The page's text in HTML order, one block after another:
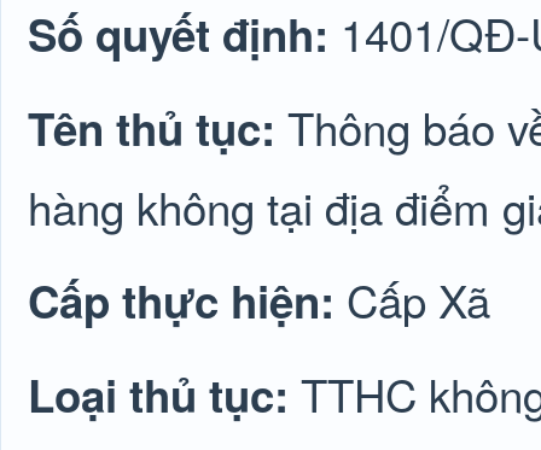
Số quyết định: 1401/
Tên thủ tục: Thông báo
hàng không tại địa điểm
Cấp thực hiện: Cấp Xã
Loại thủ tục: TTHC